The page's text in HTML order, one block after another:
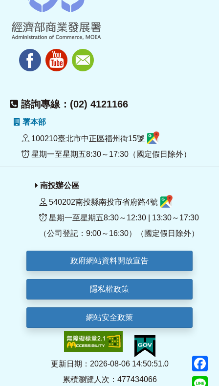
諮詢專線：(02) 4121166
署本部
100210臺北市中正區福州街15號
星期一至星期五8:30～17:30（國定假日除外）
南投辦公區
540202南投縣南投市省府路4號
星期一至星期五8:30～12:30 | 13:30～17:30
（公司登記：9:00～16:30）（國定假日除外）
政府網站資料開放宣告
隱私權政策
網站安全政策
更新日期：2026-08-06 14:50:51.0
累積瀏覽人次：477434066